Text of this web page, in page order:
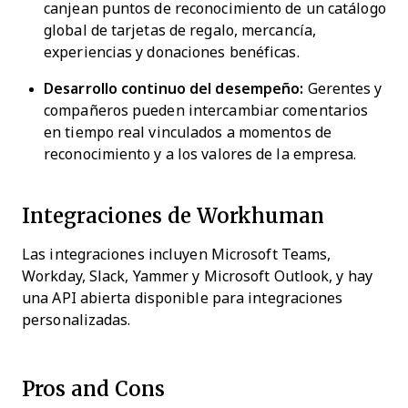
canjean puntos de reconocimiento de un catálogo
global de tarjetas de regalo, mercancía,
experiencias y donaciones benéficas.
Desarrollo continuo del desempeño: Gerentes y
compañeros pueden intercambiar comentarios
en tiempo real vinculados a momentos de
reconocimiento y a los valores de la empresa.
Integraciones de Workhuman
Las integraciones incluyen Microsoft Teams,
Workday, Slack, Yammer y Microsoft Outlook, y hay
una API abierta disponible para integraciones
personalizadas.
Pros and Cons